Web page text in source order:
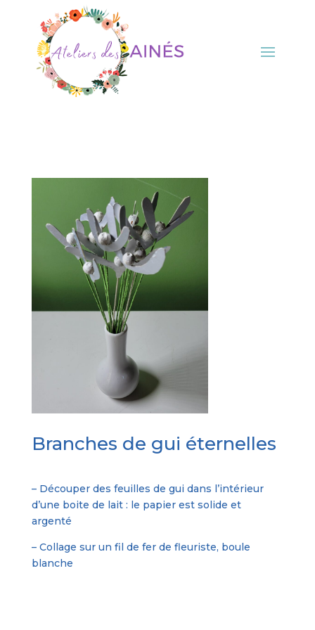
Branches de gui éternelles
– Découper des feuilles de gui dans l’intérieur
d’une boite de lait : le papier est solide et
argenté
– Collage sur un fil de fer de fleuriste, boule
blanche